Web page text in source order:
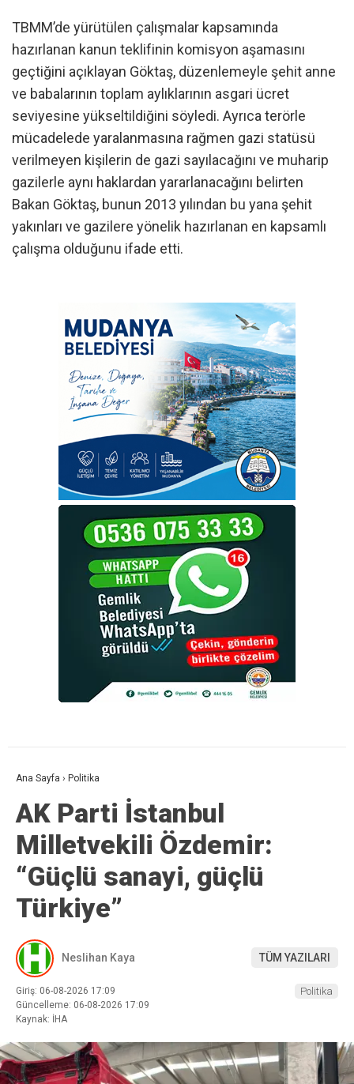
TBMM’de yürütülen çalışmalar kapsamında
hazırlanan kanun teklifinin komisyon aşamasını
geçtiğini açıklayan Göktaş, düzenlemeyle şehit anne
ve babalarının toplam aylıklarının asgari ücret
seviyesine yükseltildiğini söyledi. Ayrıca terörle
mücadelede yaralanmasına rağmen gazi statüsü
verilmeyen kişilerin de gazi sayılacağını ve muharip
gazilerle aynı haklardan yararlanacağını belirten
Bakan Göktaş, bunun 2013 yılından bu yana şehit
yakınları ve gazilere yönelik hazırlanan en kapsamlı
çalışma olduğunu ifade etti.
Ana Sayfa › Politika
AK Parti İstanbul
Milletvekili Özdemir:
“Güçlü sanayi, güçlü
Türkiye”
Neslihan Kaya TÜM YAZILARI
Giriş: 06-08-2026 17:09
Güncelleme: 06-08-2026 17:09
Kaynak: İHA
Politika